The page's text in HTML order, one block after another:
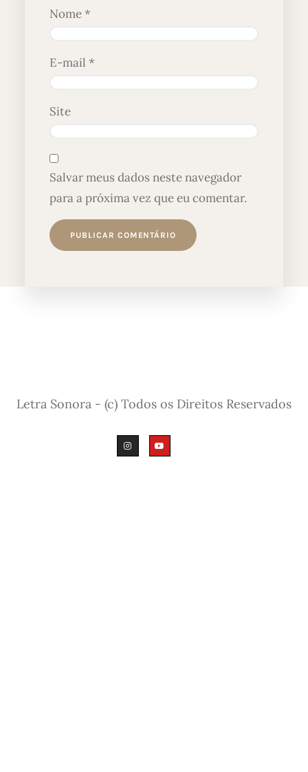
Nome*
E-mail *
Site
Salvar meus dados neste navegador
para a próxima vez que eu comentar.
Letra Sonora - (c) Todos os Direitos Reservados